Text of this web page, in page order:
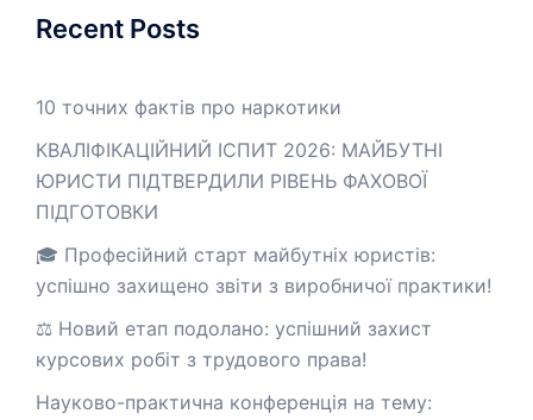
Recent Posts
10 точних фактів про наркотики
КВАЛІФІКАЦІЙНИЙ ІСПИТ 2026: МАЙБУТНІ
ЮРИСТИ ПІДТВЕРДИЛИ РІВЕНЬ ФАХОВОЇ
ПІДГОТОВКИ
🎓 Професійний старт майбутніх юристів:
успішно захищено звіти з виробничої практики!
⚖️ Новий етап подолано: успішний захист
курсових робіт з трудового права!
Науково-практична конференція на тему: